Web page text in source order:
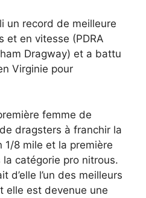
un record de meilleure
et en vitesse (PDRA
Dragway) et a battu
Virginie pour
femme de
dragsters à franchir la
8 mile et la première
catégorie pro nitrous.
d’elle l’un des meilleurs
elle est devenue une